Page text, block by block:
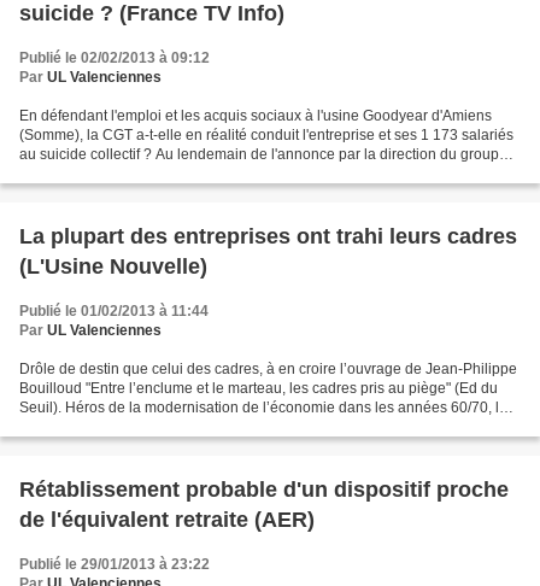
suicide ? (France TV Info)
Publié le 02/02/2013 à 09:12
Par UL Valenciennes
En défendant l'emploi et les acquis sociaux à l'usine Goodyear d'Amiens
(Somme), la CGT a-t-elle en réalité conduit l'entreprise et ses 1 173 salariés
au suicide collectif ? Au lendemain de l'annonce par la direction du groupe
La plupart des entreprises ont trahi leurs cadres
(L'Usine Nouvelle)
Publié le 01/02/2013 à 11:44
Par UL Valenciennes
Drôle de destin que celui des cadres, à en croire l’ouvrage de Jean-Philippe
Bouilloud "Entre l’enclume et le marteau, les cadres pris au piège" (Ed du
Seuil). Héros de la modernisation de l’économie dans les années 60/70, les
Rétablissement probable d'un dispositif proche
de l'équivalent retraite (AER)
Publié le 29/01/2013 à 23:22